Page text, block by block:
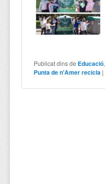
Publicat dins de Educació,
Punta de n'Amer recicla |